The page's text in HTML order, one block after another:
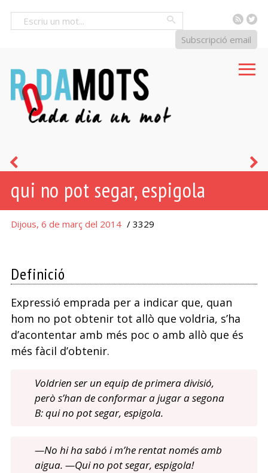
RSS
Subscripció email
qui no pot segar, espigola
Dijous, 6 de març del 2014 / 3329
Definició
Expressió emprada per a indicar que, quan
hom no pot obtenir tot allò que voldria, s’ha
d’acontentar amb més poc o amb allò que és
més fàcil d’obtenir.
Voldrien ser un equip de primera divisió,
però s’han de conformar a jugar a segona
B: qui no pot segar, espigola.
—No hi ha sabó i m’he rentat només amb
aigua. —Qui no pot segar, espigola!
l'alegria
dura
poc
a
del
pobre
i